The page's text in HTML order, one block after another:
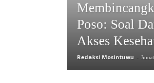
Poso: Soal
Akses
Redaksi Mosintuwu -